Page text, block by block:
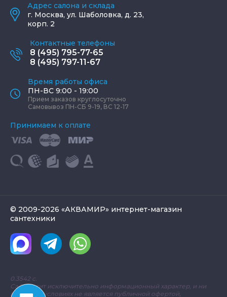
Адрес салона и склада
г. Москва, ул. Шаболовка, д. 23,
корп. 2
Контактные телефоны
8 (495) 795-77-65
8 (495) 797-11-67
Время работы офиса
ПН-ВС 9:00 - 19:00
Прием заказов круглосуточно
Самовывоз ПН-СБ 9-19, ВС 12-17
Принимаем к оплате
© 2009-2026 «АКВАМИР» интернет-магазин
сантехники
0.3542 с.
Сайт носит исключительно информационный характер, и ни
при каких условиях не является публичной офертой,